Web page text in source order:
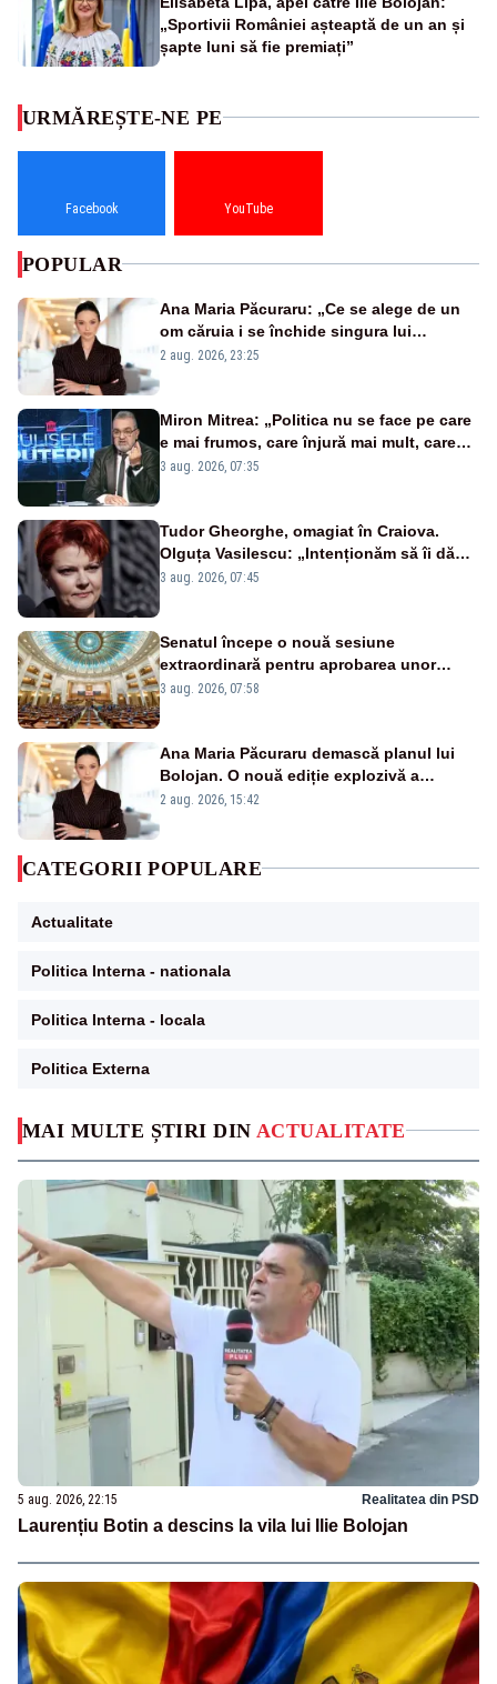
„Sportivii României așteaptă de un an și
șapte luni să fie premiați”
MAI MULTE ȘTIRI DIN ACTUALITATE
5 aug. 2026, 22:15 Realitatea din PSD
Laurențiu Botin a descins la vila lui Ilie Bolojan
URMĂREȘTE-NE PE
Facebook YouTube
POPULAR
Ana Maria Păcuraru: „Ce se alege de un
om căruia i se închide singura lui
portiță?”
2 aug. 2026, 23:25
Miron Mitrea: „Politica nu se face pe care
e mai frumos, care înjură mai mult, care
țipă mai tare, ci pe proiecte”
3 aug. 2026, 07:35
Tudor Gheorghe, omagiat în Craiova.
Olguța Vasilescu: „Intenționăm să îi dăm
numele lui”
3 aug. 2026, 07:45
Senatul începe o nouă sesiune
extraordinară pentru aprobarea unor
jaloane din PNRR
3 aug. 2026, 07:58
Ana Maria Păcuraru demască planul lui
Bolojan. O nouă ediție explozivă a
emisiunii „Miza Zilei” la Realitatea PLUS
2 aug. 2026, 15:42
CATEGORII POPULARE
Actualitate
Politica Interna - nationala
Politica Interna - locala
Politica Externa